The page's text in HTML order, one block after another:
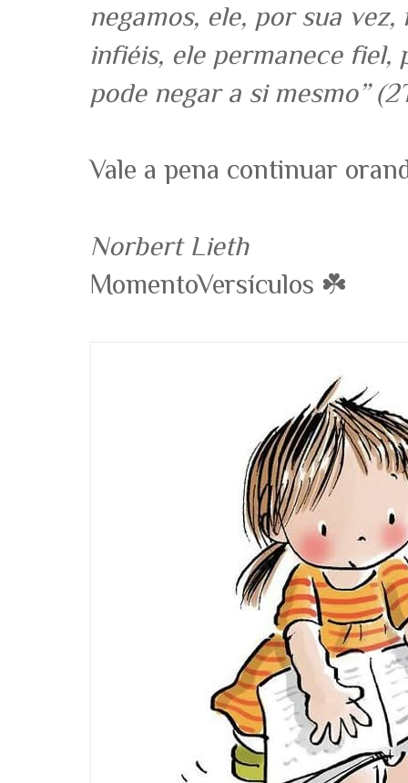
negamos, ele, por sua vez,
infiéis, ele permanece fiel,
pode negar a si mesmo”
Vale a pena continuar
Norbert Lieth
MomentoVersículos ☘️